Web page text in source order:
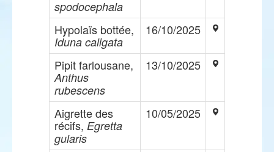
spodocephala
Hypolaïs bottée,
Iduna caligata
16/10/2025
Pipit farlousane,
Anthus
rubescens
13/10/2025
Aigrette des
récifs, Egretta
gularis
10/05/2025